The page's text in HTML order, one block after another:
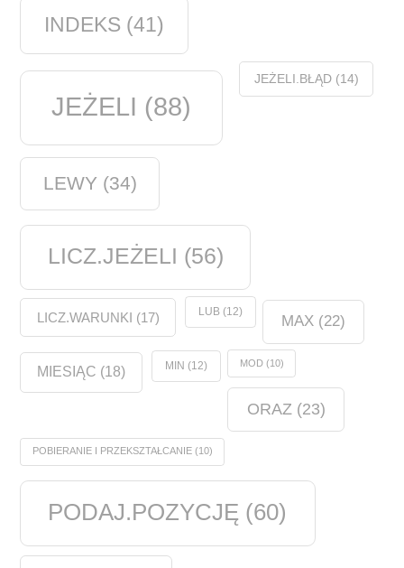
INDEKS (41)
JEŻELI (88)
JEŻELI.BŁĄD(14)
LEWY (34)
LICZ.JEŻELI (56)
LICZ.WARUNKI (17) LUB(12)
MAX(22)
MIESIĄC (18) MIN (12) MOD(10)
ORAZ (23)
POBIERANIE I PRZEKSZTAŁCANIE(10)
PODAJ.POZYCJĘ (60)